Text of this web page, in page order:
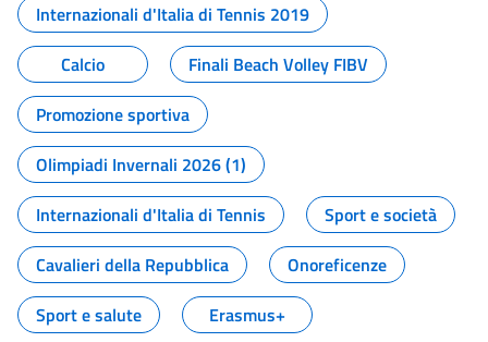
Internazionali d'Italia di Tennis 2019
Calcio
Finali Beach Volley FIBV
Promozione sportiva
Olimpiadi Invernali 2026 (1)
Internazionali d'Italia di Tennis
Sport e società
Cavalieri della Repubblica
Onoreficenze
Sport e salute
Erasmus+